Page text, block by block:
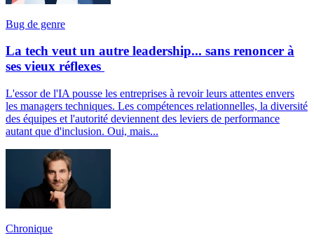
Bug de genre
La tech veut un autre leadership... sans renoncer à
ses vieux réflexes
L'essor de l'IA pousse les entreprises à revoir leurs attentes envers
les managers techniques. Les compétences relationnelles, la diversité
des équipes et l'autorité deviennent des leviers de performance
autant que d'inclusion. Oui, mais...
Chronique